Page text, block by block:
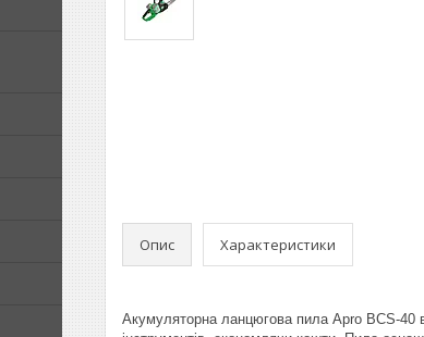
Опис Характеристики
Акумуляторна ланцюгова пила Apro BCS-40